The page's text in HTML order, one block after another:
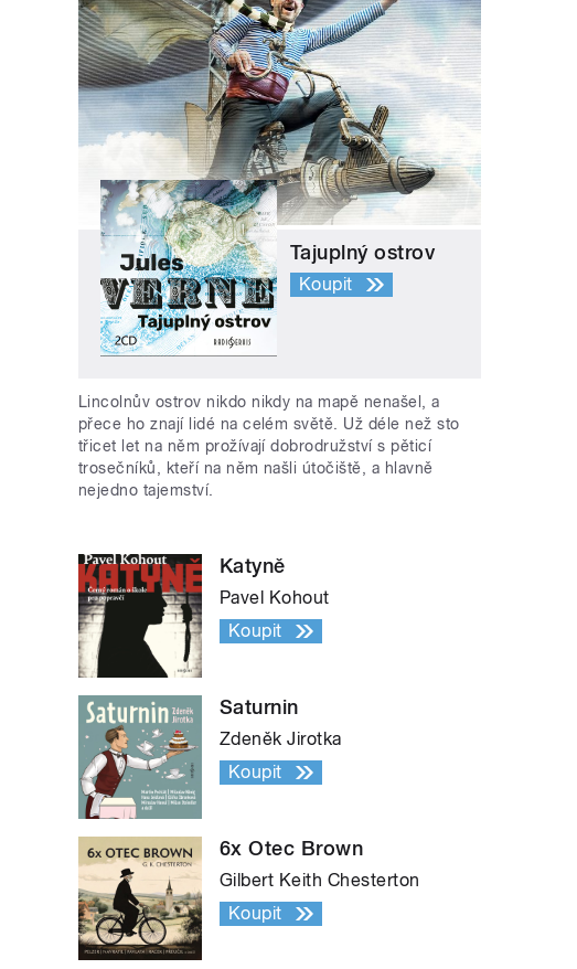
Tajuplný ostrov
Koupit
Lincolnův ostrov nikdo nikdy na mapě nenašel, a
přece ho znají lidé na celém světě. Už déle než sto
třicet let na něm prožívají dobrodružství s pěticí
trosečníků, kteří na něm našli útočiště, a hlavně
nejedno tajemství.
Katyně
Pavel Kohout
Koupit
Saturnin
Zdeněk Jirotka
Koupit
6x Otec Brown
Gilbert Keith Chesterton
Koupit